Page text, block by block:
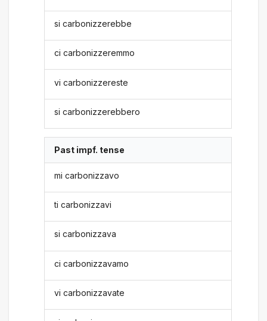
si carbonizzerebbe
ci carbonizzeremmo
vi carbonizzereste
si carbonizzerebbero
Past impf. tense
mi carbonizzavo
ti carbonizzavi
si carbonizzava
ci carbonizzavamo
vi carbonizzavate